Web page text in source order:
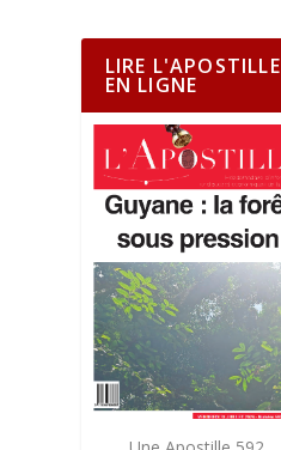
LIRE L'APOSTILLE
EN LIGNE